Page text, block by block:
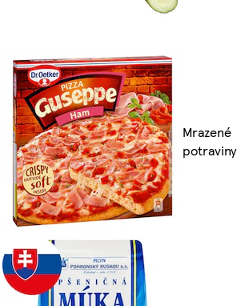
Mrazené
potraviny